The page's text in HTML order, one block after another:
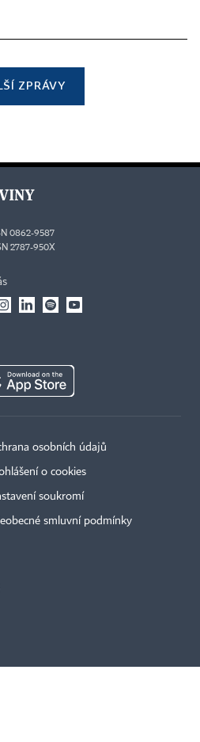
ZPRÁVY
0862-9587
2787-950X
osobních údajů
o cookies
soukromí
smluvní podmínky